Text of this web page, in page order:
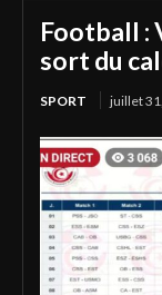
Football :
sort du
SPORT juillet